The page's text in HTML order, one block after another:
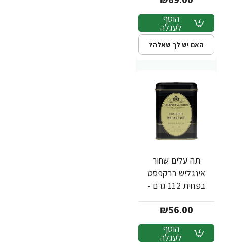
הוסף
לעגלה
האם יש לך שאלה?
תה עלים שחור
אינגליש ברקפסט
בפחית 112 גרם -
Sons
₪56.00
הוסף
לעגלה